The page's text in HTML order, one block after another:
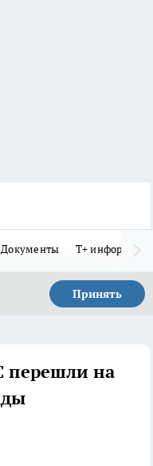
Документы Т+
Принять
перешли на